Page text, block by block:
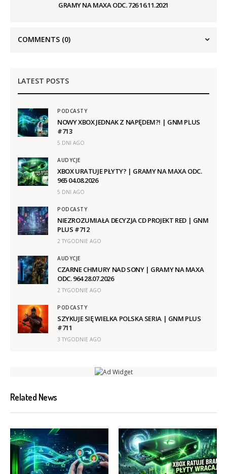
GRAMY NA MAXA ODC. 726 16.11.2021
COMMENTS (0)
LATEST POSTS
PODCASTY
NOWY XBOX JEDNAK Z NAPĘDEM?! | GNM PLUS
#713
5 DNI AGO
AUDYCJE
XBOX URATUJE PŁYTY? | GRAMY NA MAXA ODC.
965 04.08.2026
5 DNI AGO
PODCASTY
NIEZROZUMIAŁA DECYZJA CD PROJEKT RED | GNM
PLUS #712
2 TYGODNIE AGO
AUDYCJE
CZARNE CHMURY NAD SONY | GRAMY NA MAXA
ODC. 964 28.07.2026
2 TYGODNIE AGO
PODCASTY
SZYKUJE SIĘ WIELKA POLSKA SERIA | GNM PLUS
#711
3 TYGODNIE AGO
Related News